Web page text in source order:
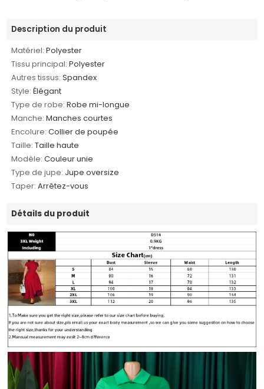
Description du produit
Matériel: Polyester
Tissu principal: Polyester
Autres tissus: Spandex
Style: Élégant
Type de robe: Robe mi-longue
Manche: Manches courtes
Encolure: Collier de poupée
Taille: Taille haute
Modèle: Couleur unie
Type de jupe: Jupe oversize
Taper: Arrêtez-vous
Détails du produit